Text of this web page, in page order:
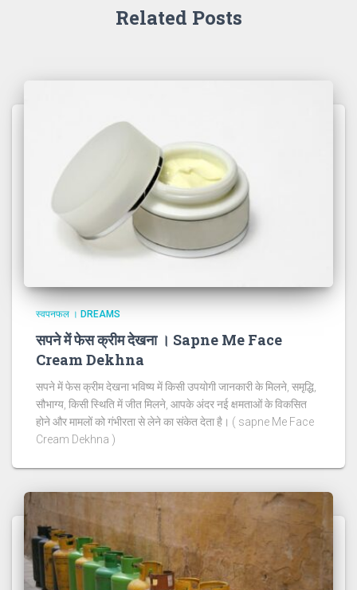
Related Posts
स्वपनफल । DREAMS
सपने में फेस क्रीम देखना । Sapne Me Face
Cream Dekhna
सपने में फेस क्रीम देखना भविष्य में किसी उपयोगी जानकारी के मिलने, समृद्धि,
सौभाग्य, किसी स्थिति में जीत मिलने, आपके अंदर नई क्षमताओं के विकसित
होने और मामलों को गंभीरता से लेने का संकेत देता है। ( sapne Me Face
Cream Dekhna )